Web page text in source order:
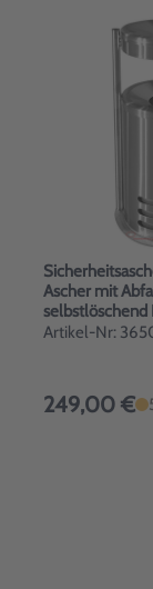
Ascher mit
Artikel-Nr:
249,00 €